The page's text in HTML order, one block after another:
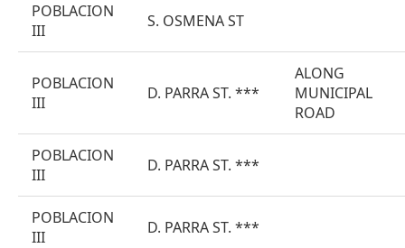
POBLACION
III
S. OSMENA ST
POBLACION
III
D. PARRA ST. ***
ALONG
MUNICIPAL
ROAD
POBLACION
III
D. PARRA ST. ***
POBLACION
III
D. PARRA ST. ***